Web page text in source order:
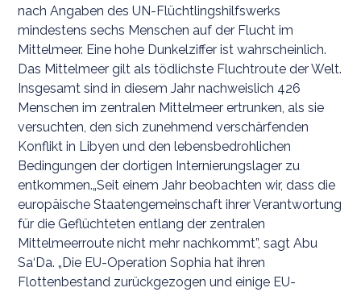
nach Angaben des UN-Flüchtlingshilfswerks
mindestens sechs Menschen auf der Flucht im
Mittelmeer. Eine hohe Dunkelziffer ist wahrscheinlich.
Das Mittelmeer gilt als tödlichste Fluchtroute der Welt.
Insgesamt sind in diesem Jahr nachweislich 426
Menschen im zentralen Mittelmeer ertrunken, als sie
versuchten, den sich zunehmend verschärfenden
Konflikt in Libyen und den lebensbedrohlichen
Bedingungen der dortigen Internierungslager zu
entkommen.„Seit einem Jahr beobachten wir, dass die
europäische Staatengemeinschaft ihrer Verantwortung
für die Geflüchteten entlang der zentralen
Mittelmeerroute nicht mehr nachkommt”, sagt Abu
Sa‘Da. „Die EU-Operation Sophia hat ihren
Flottenbestand zurückgezogen und einige EU-